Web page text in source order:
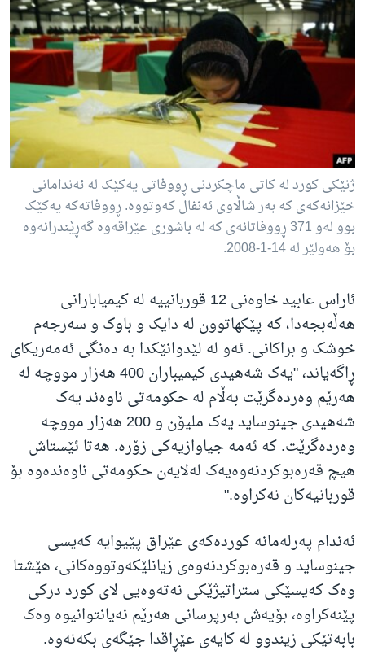
ژنێکی کورد لە کاتی ماچکردنی ڕووفاتی یەکێک لە ئەندامانی
خێزانەکەی کە بەر شاڵاوی ئەنفال کەوتووە. ڕووفاتەکە یەکێک
بوو لەو 371 ڕووفاتانەی کە لە باشوری عێراقەوە گەڕێندرانەوە
بۆ هەولێر لە 14-1-2008.
ئاراس عابید خاوەنی 12 قوربانییە لە کیمیابارانی
هەڵەبجەدا، کە پێکهاتوون لە دایک و باوک و سەرجەم
خوشک و براکانی. ئەو لە لێدوانێکدا بە دەنگی ئەمەریکای
ڕاگەیاند، "یەک شەهیدی کیمیباران 400 هەزار مووچە لە
هەرێم وەردەگرێت بەڵام لە حکومەتی ناوەند یەک
شەهیدی جینوساید یەک ملیۆن و 200 هەزار مووچە
وەردەگرێت. کە ئەمە جیاوازیەکی زۆرە. هەتا ئێستاش
هیچ قەرەبوکردنەوەیەک لەلایەن حکومەتی ناوەندەوە بۆ
قوربانیەکان نەکراوە."
ئەندام پەرلەمانە کوردەکەی عێراق پێیوایە کەیسی
جینوساید و قەرەبوکردنەوەی زیانلێکەوتووەکانی، هێشتا
وەک کەیسێکی ستراتیژێکی نەتەوەیی لای کورد درکی
پێنەکراوە، بۆیەش بەرپرسانی هەرێم نەیانتوانیوە وەک
بابەتێکی زیندوو لە کایەی عێڕاقدا جێگەی بکەنەوە.